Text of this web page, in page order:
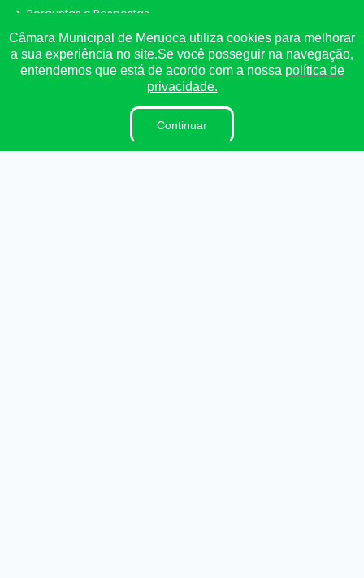
Perguntas e Respostas
LAI
LGPD
Organização Institucional
Pesquisa de Satisfação
Processo de Contratação Eletrônico
Terceirizados
Câmara Municipal de Meruoca utiliza cookies para melhorar
a sua experiência no site.Se você posseguir na navegação,
entendemos que está de acordo com a nossa política de
privacidade.
Continuar